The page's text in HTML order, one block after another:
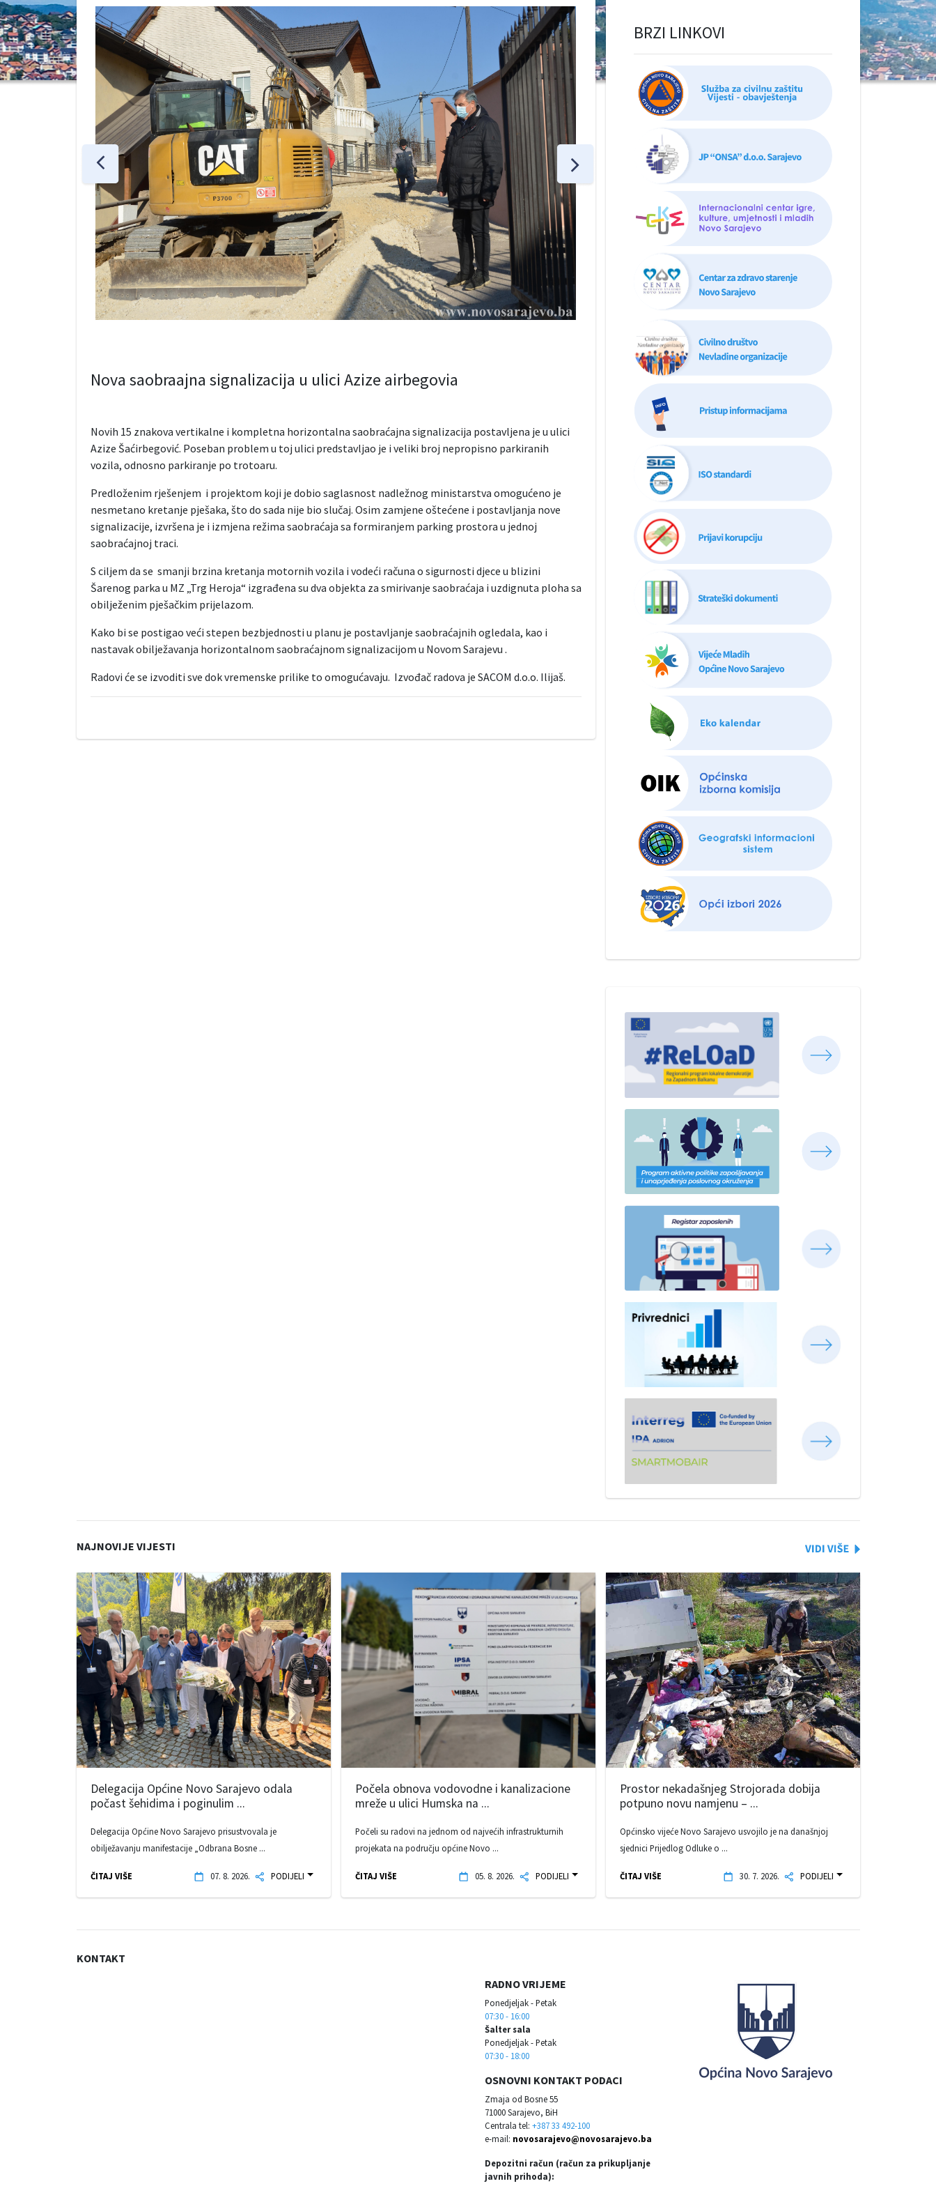
Nova saobraajna signalizacija u ulici Azize airbegovia
Novih 15 znakova vertikalne i kompletna horizontalna saobraćajna signalizacija postavljena je u ulici
Azize Šaćirbegović. Poseban problem u toj ulici predstavljao je i veliki broj nepropisno parkiranih
vozila, odnosno parkiranje po trotoaru.
Predloženim rješenjem i projektom koji je dobio saglasnost nadležnog ministarstva omogućeno je
nesmetano kretanje pješaka, što do sada nije bio slučaj. Osim zamjene oštećene i postavljanja nove
signalizacije, izvršena je i izmjena režima saobraćaja sa formiranjem parking prostora u jednoj
saobraćajnoj traci.
S ciljem da se smanji brzina kretanja motornih vozila i vodeći računa o sigurnosti djece u blizini
Šarenog parka u MZ „Trg Heroja“ izgrađena su dva objekta za smirivanje saobraćaja i uzdignuta ploha sa
obilježenim pješačkim prijelazom.
Kako bi se postigao veći stepen bezbjednosti u planu je postavljanje saobraćajnih ogledala, kao i
nastavak obilježavanja horizontalnom saobraćajnom signalizacijom u Novom Sarajevu .
Radovi će se izvoditi sve dok vremenske prilike to omogućavaju. Izvođač radova je SACOM d.o.o. Ilijaš.
BRZI LINKOVI
NAJNOVIJE VIJESTI
Delegacija Općine Novo Sarajevo odala
počast šehidima i poginulim ...
Delegacija Općine Novo Sarajevo prisustvovala je
obilježavanju manifestacije „Odbrana Bosne ...
ČITAJ VIŠE 07. 8. 2026. PODIJELI
Počela obnova vodovodne i kanalizacione
mreže u ulici Humska na ...
Počeli su radovi na jednom od najvećih infrastrukturnih
projekata na području općine Novo ...
ČITAJ VIŠE 05. 8. 2026. PODIJELI
Prostor nekadašnjeg Strojorada dobija
potpuno novu namjenu – ...
Općinsko vijeće Novo Sarajevo usvojilo je na današnjoj
sjednici Prijedlog Odluke o ...
ČITAJ VIŠE 30. 7. 2026. PODIJELI
KONTAKT
RADNO VRIJEME
Ponedjeljak - Petak
07:30 - 16:00
Šalter sala
Ponedjeljak - Petak
07:30 - 18:00
OSNOVNI KONTAKT PODACI
Zmaja od Bosne 55
71000 Sarajevo, BiH
Centrala tel: +387 33 492-100
e-mail: novosarajevo@novosarajevo.ba
Depozitni račun (račun za prikupljanje
javnih prihoda):